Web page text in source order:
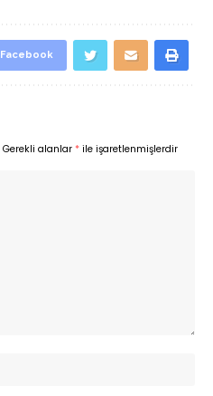
Facebook
Gerekli alanlar * ile işaretlenmişlerdir